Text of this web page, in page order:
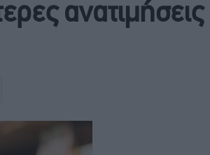
ανατιμήσεις